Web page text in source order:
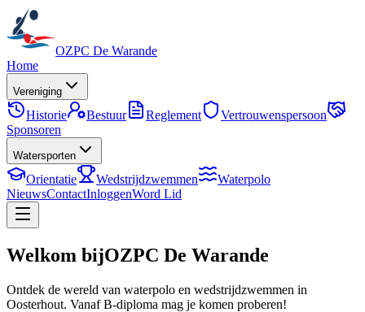
OZPC De Warande
Home
Vereniging
Historie Bestuur Reglement
Vertrouwenspersoon
Sponsoren
Watersporten
Orientatie Wedstrijdzwemmen
Waterpolo
NieuwsContactInloggenWord Lid
Welkom bijOZPC De Warande
Ontdek de wereld van waterpolo en wedstrijdzwemmen in
Oosterhout. Vanaf B-diploma mag je komen proberen!